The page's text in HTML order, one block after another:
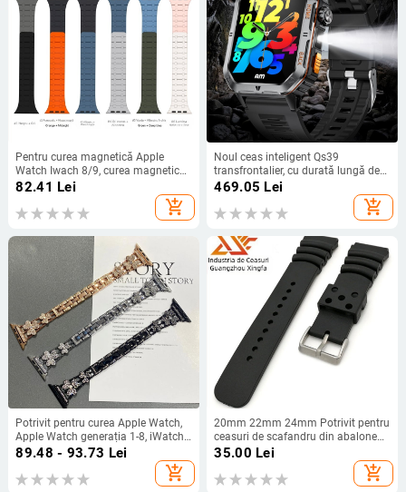
Pentru curea magnetică Apple
Watch Iwach 8/9, curea magnetică
din silicon Apple Watch 8/9, clasică,
82.41 Lei
add_shopping_cart
Noul ceas inteligent Qs39
transfrontalier, cu durată lungă de
viață a bateriei, Bluetooth,
monitorizare a ritmului cardiac,
sport, ceas inteligent
469.05 Lei
add_shopping_cart
Potrivit pentru curea Apple Watch,
Apple Watch generația 1-8, iWatch,
cu diamant, complet, cu diamant,
89.48 - 93.73 Lei
add_shopping_cart
20mm 22mm 24mm Potrivit pentru
ceasuri de scafandru din abalone
conservat, accesorii pentru ceasuri
en-gros, curea de ceas din cauciuc
35.00 Lei
add_shopping_cart